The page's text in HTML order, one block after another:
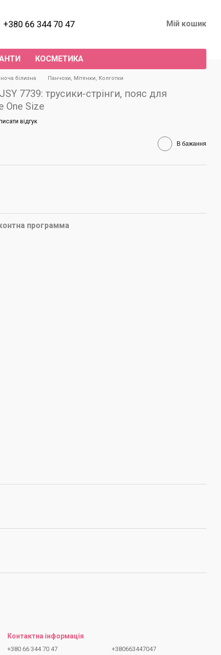
+380 66 344 70 47 Мій кошик
КОСМЕТИКА
білизна Панчохи, Мітенки, Колготки
7739: трусики-стрінги, пояс для
One Size
відгук
В бажання
программа
Контактна інформація
+380 66 344 70 47 +380663447047